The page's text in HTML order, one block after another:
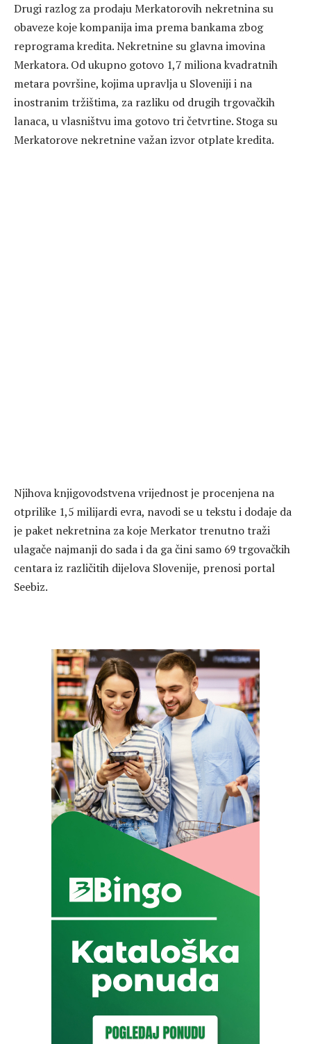
Drugi razlog za prodaju Merkatorovih nekretnina su
obaveze koje kompanija ima prema bankama zbog
reprograma kredita. Nekretnine su glavna imovina
Merkatora. Od ukupno gotovo 1,7 miliona kvadratnih
metara površine, kojima upravlja u Sloveniji i na
inostranim tržištima, za razliku od drugih trgovačkih
lanaca, u vlasništvu ima gotovo tri četvrtine. Stoga su
Merkatorove nekretnine važan izvor otplate kredita.
Njihova knjigovodstvena vrijednost je procenjena na
otprilike 1,5 milijardi evra, navodi se u tekstu i dodaje da
je paket nekretnina za koje Merkator trenutno traži
ulagače najmanji do sada i da ga čini samo 69 trgovačkih
centara iz različitih dijelova Slovenije, prenosi portal
Seebiz.